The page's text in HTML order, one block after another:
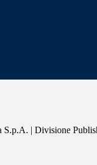
S.p.A. | Divisione